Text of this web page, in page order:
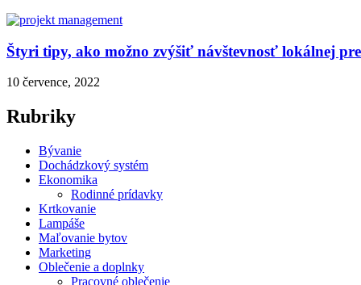
Štyri tipy, ako možno zvýšiť návštevnosť lokálnej
10 července, 2022
Rubriky
Bývanie
Dochádzkový systém
Ekonomika
Rodinné prídavky
Krtkovanie
Lampáše
Maľovanie bytov
Marketing
Oblečenie a doplnky
Pracovné oblečenie